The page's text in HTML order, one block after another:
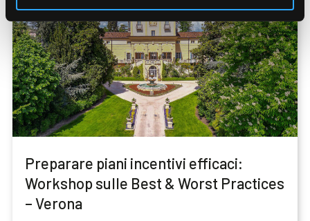
Preparare piani incentivi efficaci:
Workshop sulle Best & Worst Practices
– Verona